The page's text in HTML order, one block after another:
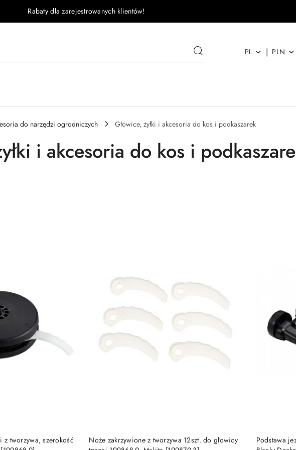
Rabaty dla zarejestrowanych klientów!
PL | PLN
do narzędzi ogrodniczych Głowice, żyłki i akcesoria do kos i podkaszarek
i akcesoria do kos i
z tworzywa, szerokość
Noże zakrzywione z tworzywa 12szt. do głowicy
PRODUKT NIEDOSTĘPNY
Podstawa